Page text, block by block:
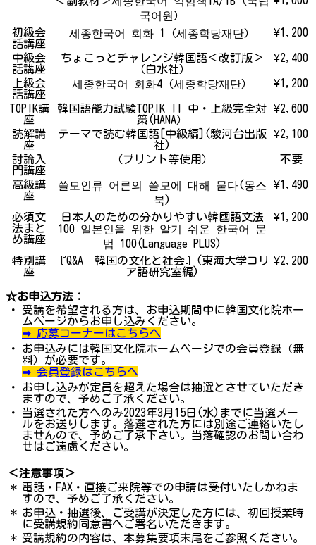
국어원）
初級会
話講座
세종한국어 회화 1（세종학당재단） ¥1,200
中級会
話講座
ちょこっとチャレンジ韓国語＜改訂版＞
（白水社）
¥2,400
上級会
話講座
세종한국어 회화4（세종학당재단） ¥1,200
TOPIK講
座
韓国語能力試験TOPIK II 中・上級完全対
策(HANA）
¥2,600
読解講
座
テーマで読む韓国語[中級編](駿河台出版
社)
¥2,100
討論入
門講座
（プリント等使用） 不要
高級講
座
쓸모인류 어른의 쓸모에 대해 묻다(몽스
북)
¥1,490
必須文
法まと
め講座
日本人のための分かりやすい韓國語文法
100 일본인을 위한 알기 쉬운 한국어 문
법 100(Language PLUS)
¥1,200
特別講
座
『Q&A 韓国の文化と社会』(東海大学コリ
ア語研究室編)
¥2,200
☆お申込方法：
・
受講を希望される方は、お申込期間中に韓国文化院ホー
ムページからお申し込みください。
➡ 応募コーナーはこちらへ
・
お申込みには韓国文化院ホームページでの会員登録（無
料）が必要です。
➡ 会員登録はこちらへ
・
お申し込みが定員を超えた場合は抽選とさせていただき
ますので、予めご了承ください。
・
当選された方へのみ2023年3月15日(水)までに当選メー
ルをお送りします。落選された方には別途ご連絡いたし
ませんので、予めご了承下さい。当落確認のお問い合わ
せはご遠慮ください。
＜注意事項＞
＊ 電話・FAX・直接ご来院等での申請は受付いたしかねま
すので、予めご了承ください。
＊ お申込・抽選後、ご受講が決定した方には、初回授業時
に受講規約同意書へご署名いただきます。
＊ 受講規約の内容は、本募集要項末尾をご参照ください。